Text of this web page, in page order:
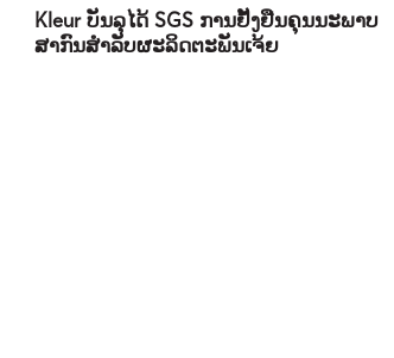
Kleur ບັນລຸໄດ້ SGS ການຢັ້ງຢືນຄຸນນະພາບ
ສາກົນສໍາລັບຜະລິດຕະພັນເຈ້ຍ